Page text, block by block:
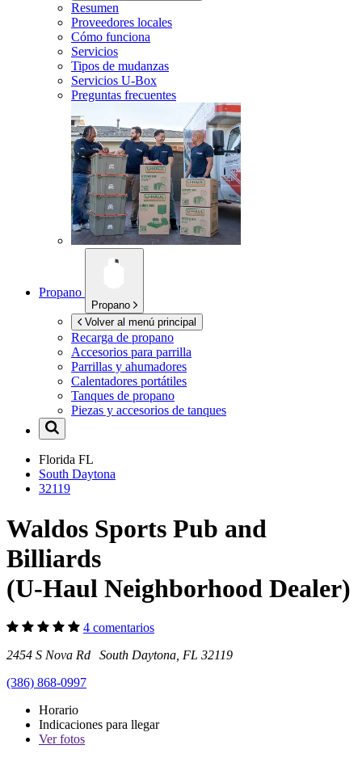
Resumen
Proveedores locales
Cómo funciona
Servicios
Tipos de mudanzas
Servicios U-Box
Preguntas frecuentes
Propano
Propano
Volver al menú principal
Recarga de propano
Accesorios para parrilla
Parrillas y ahumadores
Calentadores portátiles
Tanques de propano
Piezas y accesorios de tanques
Florida FL
South Daytona
32119
Waldos Sports Pub and
Billiards
(U-Haul Neighborhood Dealer)
4 comentarios
2454 S Nova Rd South Daytona, FL 32119
(386) 868-0997
Horario
Indicaciones para llegar
Verfotos